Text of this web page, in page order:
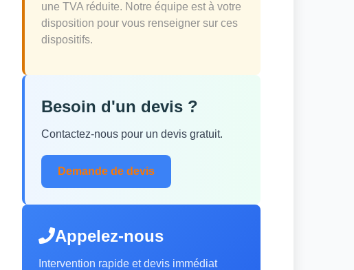
une TVA réduite. Notre équipe est à votre
disposition pour vous renseigner sur ces
dispositifs.
Besoin d'un devis ?
Contactez-nous pour un devis gratuit.
Demande de devis
Appelez-nous
Intervention rapide et devis immédiat